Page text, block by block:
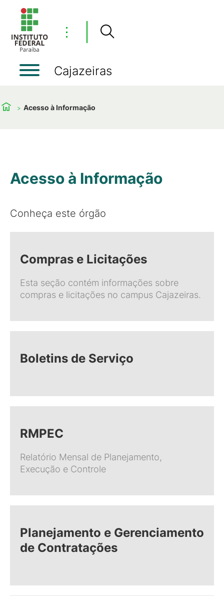
⋮
Cajazeiras
Acesso à Informação
Acesso à Informação
Conheça este órgão
Compras e Licitações
Esta seção contém informações sobre
compras e licitações no campus Cajazeiras.
Boletins de Serviço
RMPEC
Relatório Mensal de Planejamento,
Execução e Controle
Planejamento e Gerenciamento
de Contratações